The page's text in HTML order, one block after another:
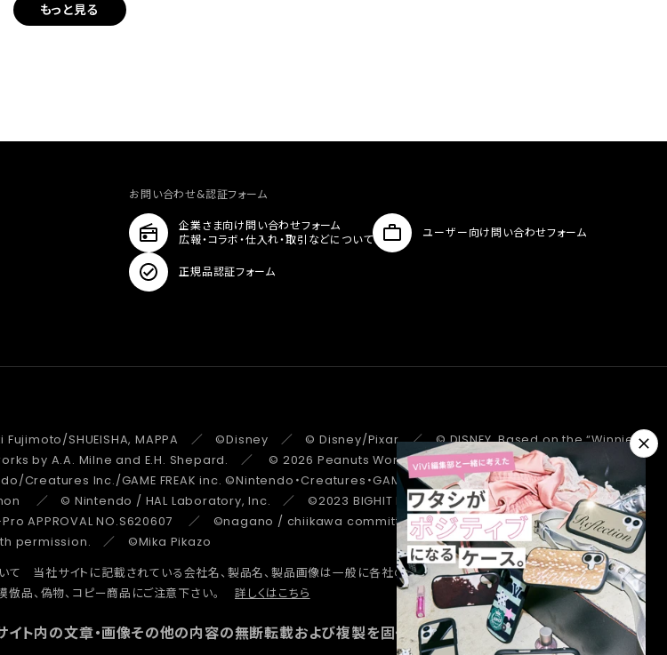
もっと見る
お問い合わせ&認証フォーム
企業さま向け問い合わせフォーム
広報・コラボ・仕入れ・取引などについて
ユーザー向け問い合わせフォーム
正規品認証フォーム
Fujimoto/SHUEISHA, MAPPA ／ ©Disney ／ © Disney/Pixar ／ © DISNEY. Based on the “Winnie the
by A.A. Milne and E.H. Shepard. ／ © 2026 Peanuts Worldwide LLC ／ ©Pokémon.
Creatures Inc./GAME FREAK inc. ©Nintendo・Creatures・GAME FREAK・TV Tokyo・ShoPro・JR Kikaku
／ © Nintendo / HAL Laboratory, Inc. ／ ©2023 BIGHIT MUSIC / HYBE. All Rights Reserved. ／
APPROVAL NO.S620607 ／ ©nagano / chiikawa committee ／ STRANGER THINGS ™/© Netflix.
permission. ／ ©Mika Pikazo
て 当社サイトに記載されている会社名、製品名、製品画像は一般に各社の商標または登録商標です。
詳しくはこちら
品、偽物、コピー商品にご注意下さい。
詳しくはこちら
ト内の文章・画像その他の内容の無断転載および複製を固く禁じます。